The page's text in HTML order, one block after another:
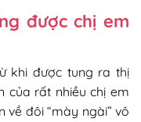
được chị em
khi được tung ra thị
của rất nhiều chị em
về đôi “mày ngài” vô